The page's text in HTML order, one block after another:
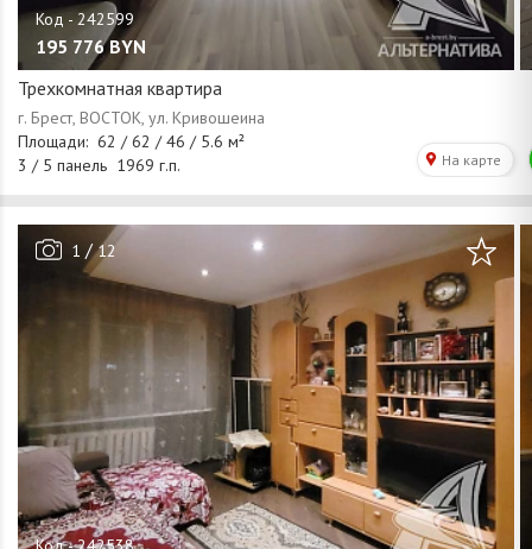
195 776 BYN
Трехкомнатная квартира
1 /12